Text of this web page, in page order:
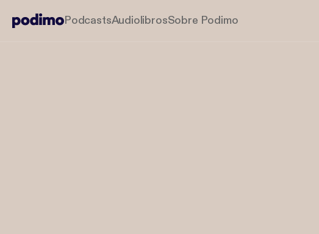
PodcastsAudiolibrosSobre Podimo